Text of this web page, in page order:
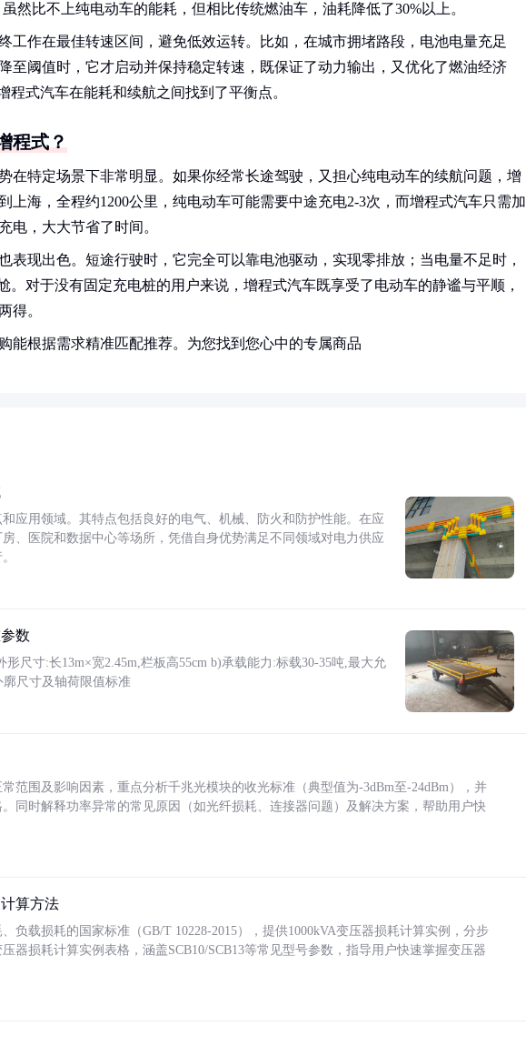
然比不上纯电动车的能耗，但相比传统燃油车，油耗降低了30%以上。
工作在最佳转速区间，避免低效运转。比如，在城市拥堵路段，电池电量充足
至阈值时，它才启动并保持稳定转速，既保证了动力输出，又优化了燃油经济
程式汽车在能耗和续航之间找到了平衡点。
程式？
在特定场景下非常明显。如果你经常长途驾驶，又担心纯电动车的续航问题，增
上海，全程约1200公里，纯电动车可能需要中途充电2-3次，而增程式汽车只需加
电，大大节省了时间。
表现出色。短途行驶时，它完全可以靠电池驱动，实现零排放；当电量不足时，
。对于没有固定充电桩的用户来说，增程式汽车既享受了电动车的静谧与平顺，
得。
能根据需求精准匹配推荐。为您找到您心中的专属商品
应用领域。其特点包括良好的电气、机械、防火和防护性能。在应
、医院和数据中心等场所，凭借自身优势满足不同领域对电力供应
数
尺寸:长13m×宽2.45m,栏板高55cm b)承载能力:标载30-35吨,最大允
尺寸及轴荷限值标准
范围及影响因素，重点分析千兆光模块的收光标准（典型值为-3dBm至-24dBm），并
同时解释功率异常的常见原因（如光纤损耗、连接器问题）及解决方案，帮助用户快
算方法
负载损耗的国家标准（GB/T 10228-2015），提供1000kVA变压器损耗计算实例，分步
器损耗计算实例表格，涵盖SCB10/SCB13等常见型号参数，指导用户快速掌握变压器